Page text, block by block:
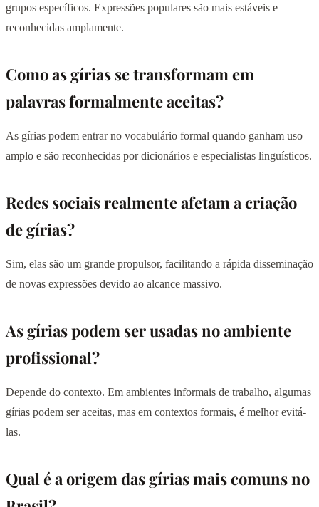
grupos específicos. Expressões populares são mais estáveis e
reconhecidas amplamente.
Como as gírias se transformam em
palavras formalmente aceitas?
As gírias podem entrar no vocabulário formal quando ganham uso
amplo e são reconhecidas por dicionários e especialistas linguísticos.
Redes sociais realmente afetam a criação
de gírias?
Sim, elas são um grande propulsor, facilitando a rápida disseminação
de novas expressões devido ao alcance massivo.
As gírias podem ser usadas no ambiente
profissional?
Depende do contexto. Em ambientes informais de trabalho, algumas
gírias podem ser aceitas, mas em contextos formais, é melhor evitá-
las.
Qual é a origem das gírias mais comuns no